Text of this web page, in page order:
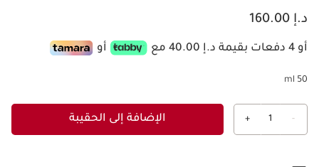
السعر الحالي هو د.إ 160.00
د.إ 160.00
أو 4 دفعات بقيمة د.إ 40.00 مع أو
50 ml
-
1
+ الإضافة إلى الحقيبة